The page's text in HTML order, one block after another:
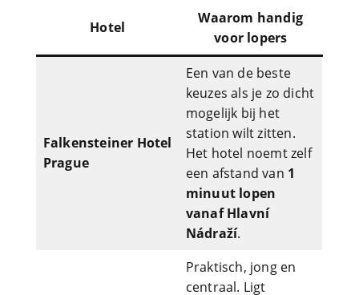
Hotel
Waarom handig
voor lopers
Falkensteiner Hotel
Prague
Een van de beste
keuzes als je zo dicht
mogelijk bij het
station wilt zitten.
Het hotel noemt zelf
een afstand van 1
minuut lopen
vanaf Hlavní
Nádraží.
Praktisch, jong en
centraal. Ligt